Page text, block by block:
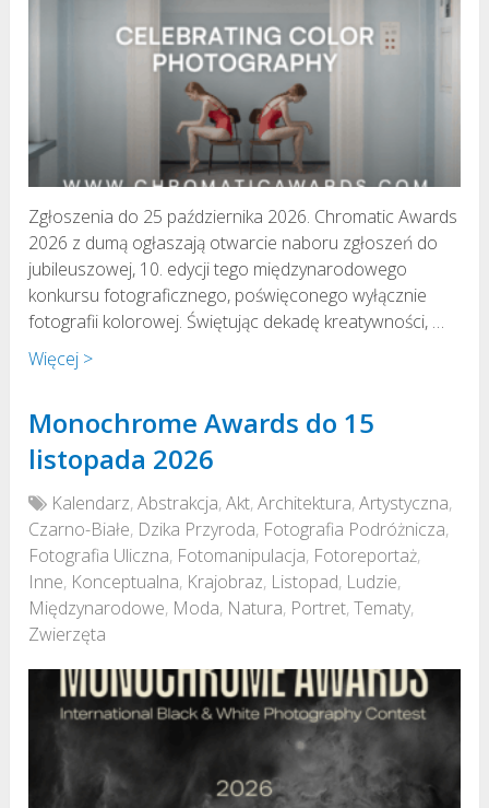
Zgłoszenia do 25 października 2026. Chromatic Awards
2026 z dumą ogłaszają otwarcie naboru zgłoszeń do
jubileuszowej, 10. edycji tego międzynarodowego
konkursu fotograficznego, poświęconego wyłącznie
fotografii kolorowej. Świętując dekadę kreatywności, …
Więcej >
Monochrome Awards do 15
listopada 2026
Kalendarz,Abstrakcja,Akt,Architektura,Artystyczna,
Czarno-Białe, Dzika Przyroda, Fotografia Podróżnicza,
Fotografia Uliczna, Fotomanipulacja, Fotoreportaż,
Inne, Konceptualna, Krajobraz, Listopad, Ludzie,
Międzynarodowe, Moda, Natura, Portret,Tematy,
Zwierzęta